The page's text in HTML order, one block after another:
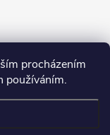
procházením
používáním.